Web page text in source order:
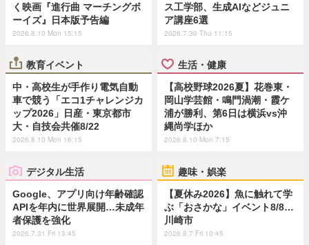
く映画『進行曲 マーチングボ
ーイズ』日本版予告編
2026.8.10 Mon 15:15
ス工学部、生成AIなどジュニ
ア講座6選
2026.7.30 Thu 11:15
教育イベント
中・高校生が手作り電気自動
車で競う「エコ1チャレンジカ
ップ2026」日産・東京都市
大・自技会共催8/22
2026.8.10 Mon 16:15
生活・健康
【高校野球2026夏】花巻東・
岡山学芸館・鳴門渦潮・霞ケ
浦が勝利、第6日は横浜vs沖
縄尚学ほか
2026.8.10 Mon 7:15
デジタル生活
Google、アプリ向け年齢確認
APIを年内に世界展開…未成年
者保護を強化
2026.7.31 Fri 13:45
趣味・娯楽
【夏休み2026】魚に触れて学
ぶ「おさかな」イベント8/8…
川崎市
2026.8.7 Fri 10:45